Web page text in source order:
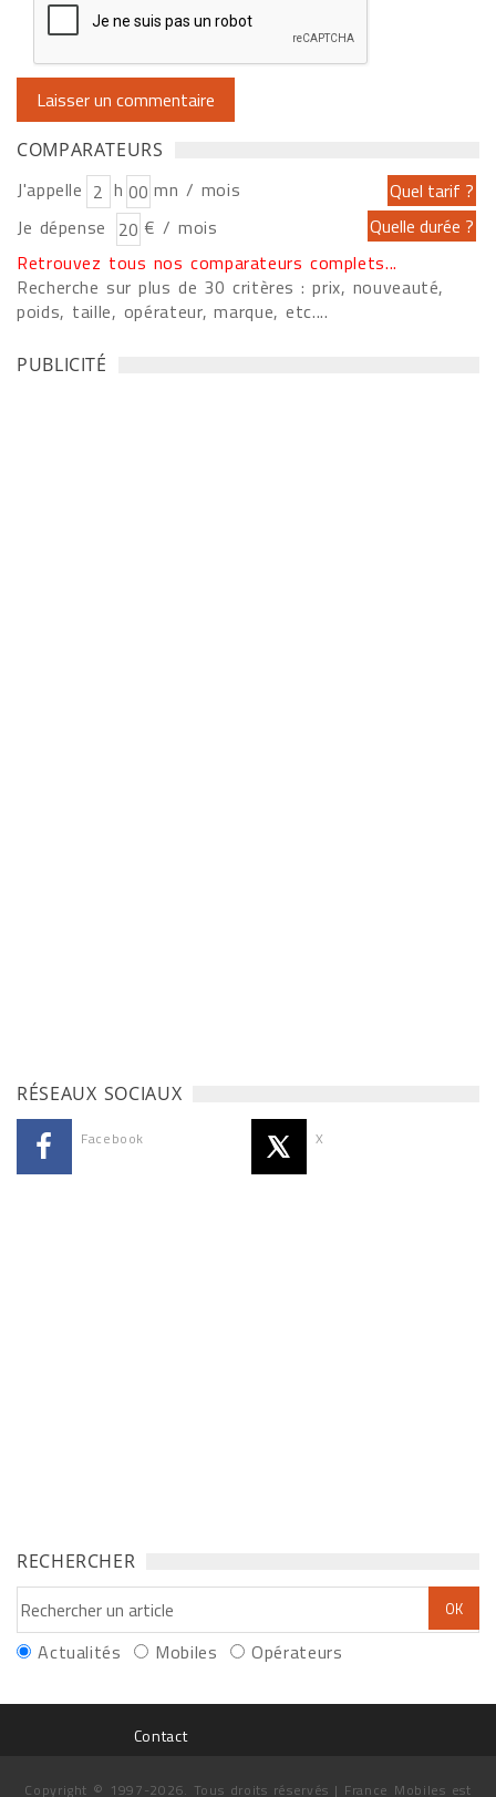
COMPARATEURS
J'appelle h
mn / mois
Je dépense
€ / mois
Retrouvez tous nos comparateurs complets...
Recherche sur plus de 30 critères : prix, nouveauté,
poids, taille, opérateur, marque, etc....
PUBLICITÉ
RÉSEAUX SOCIAUX
Facebook X
RECHERCHER
Actualités Mobiles Opérateurs
Contact
Copyright © 1997-2026. Tous droits réservés | France Mobiles est